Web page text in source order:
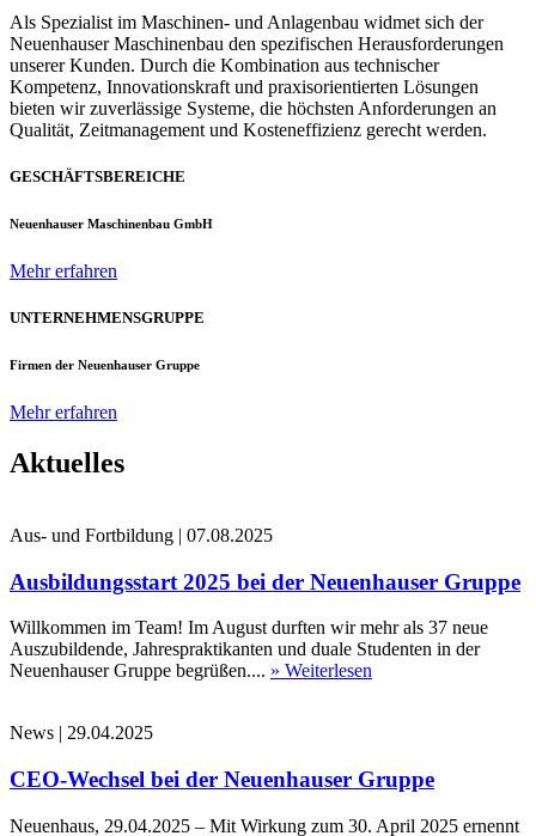
Als Spezialist im Maschinen- und Anlagenbau widmet sich der
Neuenhauser Maschinenbau den spezifischen Herausforderungen
unserer Kunden. Durch die Kombination aus technischer
Kompetenz, Innovationskraft und praxisorientierten Lösungen
bieten wir zuverlässige Systeme, die höchsten Anforderungen an
Qualität, Zeitmanagement und Kosteneffizienz gerecht werden.
GESCHÄFTSBEREICHE
Neuenhauser Maschinenbau GmbH
Mehr erfahren
UNTERNEHMENSGRUPPE
Firmen der Neuenhauser Gruppe
Mehr erfahren
Aktuelles
Aus- und Fortbildung | 07.08.2025
Ausbildungsstart 2025 bei der Neuenhauser Gruppe
Willkommen im Team! Im August durften wir mehr als 37 neue
Auszubildende, Jahrespraktikanten und duale Studenten in der
Neuenhauser Gruppe begrüßen.... » Weiterlesen
News | 29.04.2025
CEO-Wechsel bei der Neuenhauser Gruppe
Neuenhaus, 29.04.2025 – Mit Wirkung zum 30. April 2025 ernennt